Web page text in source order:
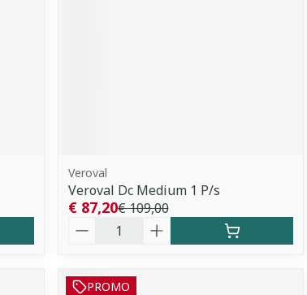
Veroval
Veroval Dc Medium 1 P/s
€ 109,00
€ 87,20
PROMO